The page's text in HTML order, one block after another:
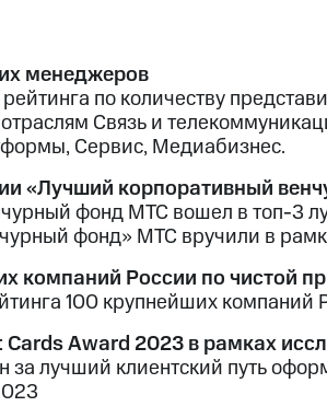
менеджеров
по количеству
Связь и
Сервис, Медиабизнес.
«Лучший корпоративный
фонд МТС вошел в топ-3
фонд» МТС вручили в
компаний России по чистой
100 крупнейших компаний
Award 2023 в рамках
за лучший клиентский путь